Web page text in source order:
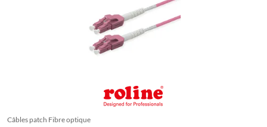
Câbles patch Fibre optique